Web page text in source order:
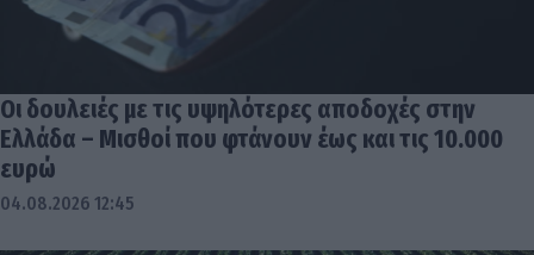
Οι δουλειές με τις υψηλότερες αποδοχές στην
Ελλάδα – Μισθοί που φτάνουν έως και τις 10.000
ευρώ
04.08.2026 12:45